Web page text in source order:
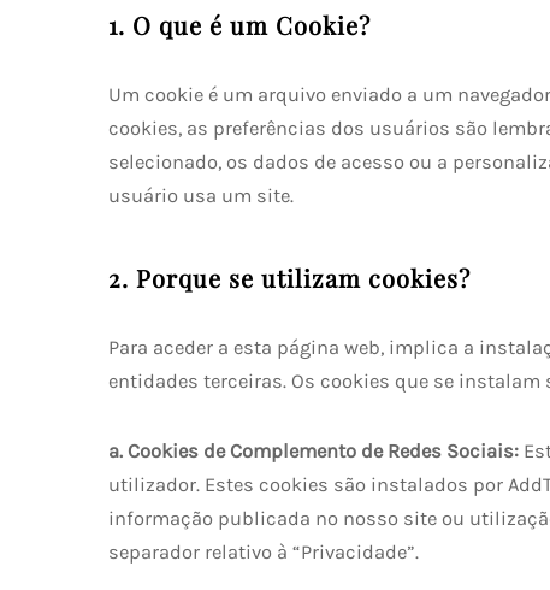
1. O que é um Cookie?
Um cookie é um arquivo enviado a um
cookies, as preferências dos usuários são
selecionado, os dados de acesso ou a
usuário usa um site.
2. Porque se utilizam cookies?
Para aceder a esta página web, implica a
entidades terceiras. Os cookies que se instalam
a. Cookies de Complemento de Redes Sociais:
utilizador. Estes cookies são instalados por
informação publicada no nosso site ou
separador relativo à “Privacidade”.